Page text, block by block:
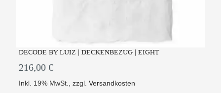
DECODE BY LUIZ | DECKENBEZUG | EIGHT
216,00 €
Inkl. 19% MwSt. ,zzgl.Versandkosten